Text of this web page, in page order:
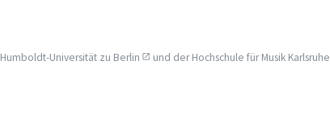
Humboldt-Universität zu Berlin und derHochschule für Musik Karlsruhe